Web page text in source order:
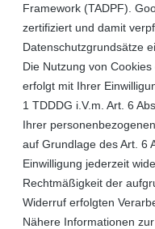
Framework (TADPF).
zertifiziert und damit
Datenschutzgrundsätze
Die Nutzung von
erfolgt mit Ihrer
1 TDDDG i.V.m. Art. 6
Ihrer
auf Grundlage des Art. 6
Einwilligung jederzeit
Rechtmäßigkeit der
Widerruf erfolgten
Nähere Informationen